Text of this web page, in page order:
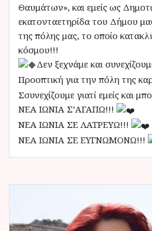
Θαυμάτων», και εμείς ως
εκατονταετηρίδα του Δήμου
της πόλης μας, το οποίο
κόσμου!!!
Δεν ξεχνάμε και
Προοπτική για την πόλη της
Σσυνεχίζουμε γιατί εμείς και
ΝΕΑ ΙΩΝΙΑ Σ’ΑΓΑΠΩ!!!
ΝΕΑ ΙΩΝΙΑ ΣΕ ΛΑΤΡΕΥΩ!!!
ΝΕΑ ΙΩΝΙΑ ΣΕ ΕΥΓΝΩΜΟΝΩ!!!